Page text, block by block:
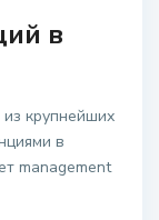
в
крупнейших
в
management